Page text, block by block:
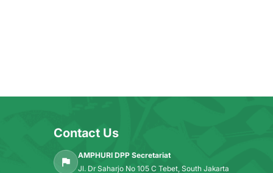
Contact Us
AMPHURI DPP Secretariat
Jl. Dr Saharjo No 105 C Tebet, South Jakarta